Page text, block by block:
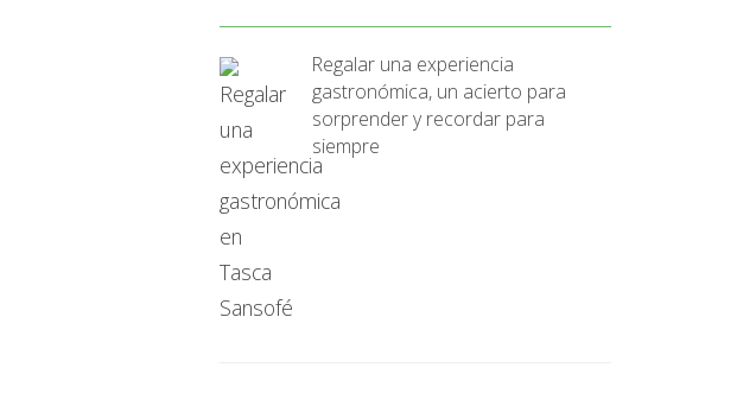
Regalar una experiencia
gastronómica, un acierto para
sorprender y recordar para
siempre